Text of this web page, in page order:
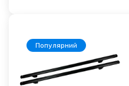
Популярний